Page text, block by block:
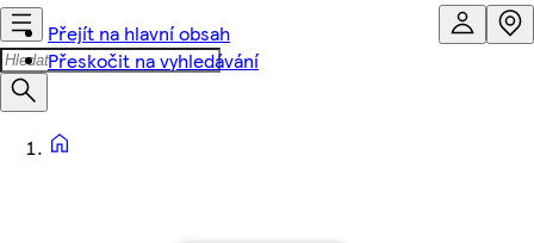
Přejít na hlavní obsah
Přeskočit na vyhledávání